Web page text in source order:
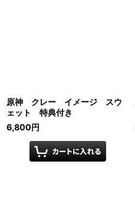
原神 クレー イメージ スウ
ェット 特典付き
6,800円